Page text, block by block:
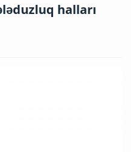
halları